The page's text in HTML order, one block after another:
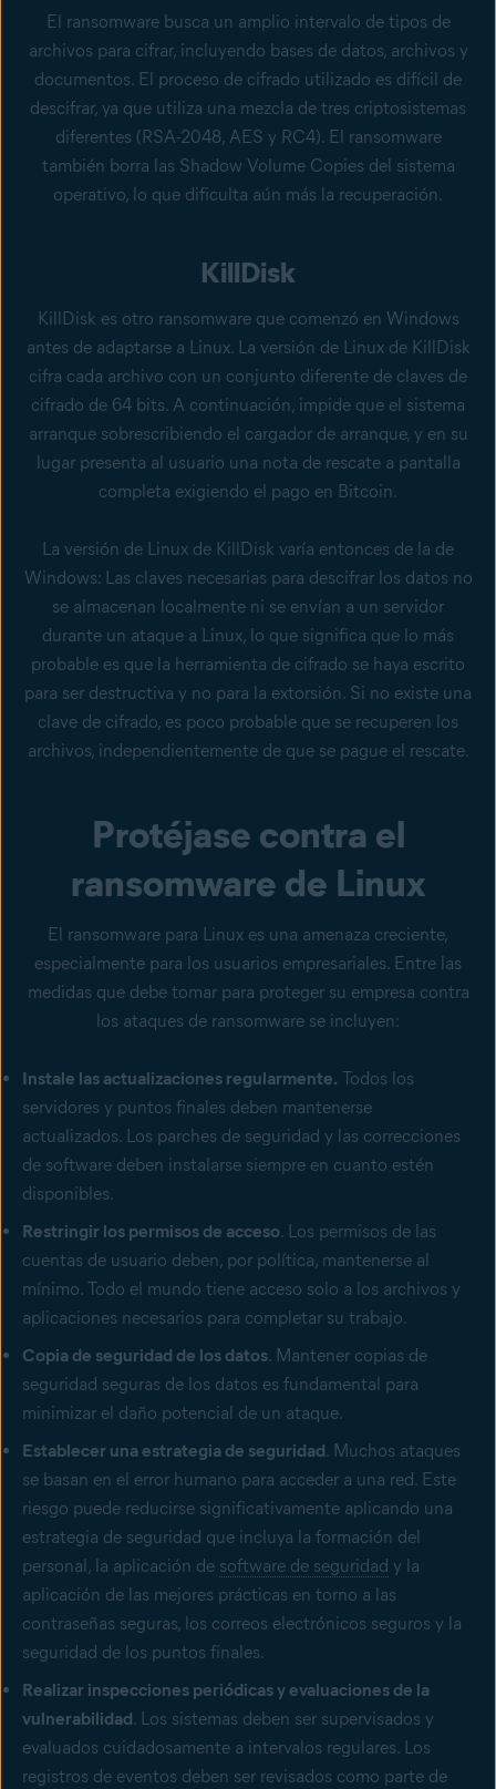
El ransomware busca un amplio intervalo de tipos de
archivos para cifrar, incluyendo bases de datos, archivos y
documentos. El proceso de cifrado utilizado es difícil de
descifrar, ya que utiliza una mezcla de tres criptosistemas
diferentes (RSA-2048, AES y RC4). El ransomware
también borra las Shadow Volume Copies del sistema
operativo, lo que dificulta aún más la recuperación.
KillDisk
KillDisk es otro ransomware que comenzó en Windows
antes de adaptarse a Linux. La versión de Linux de KillDisk
cifra cada archivo con un conjunto diferente de claves de
cifrado de 64 bits. A continuación, impide que el sistema
arranque sobrescribiendo el cargador de arranque, y en su
lugar presenta al usuario una nota de rescate a pantalla
completa exigiendo el pago en Bitcoin.
La versión de Linux de KillDisk varía entonces de la de
Windows: Las claves necesarias para descifrar los datos no
se almacenan localmente ni se envían a un servidor
durante un ataque a Linux, lo que significa que lo más
probable es que la herramienta de cifrado se haya escrito
para ser destructiva y no para la extorsión. Si no existe una
clave de cifrado, es poco probable que se recuperen los
archivos, independientemente de que se pague el rescate.
Protéjase contra el
ransomware de Linux
El ransomware para Linux es una amenaza creciente,
especialmente para los usuarios empresariales. Entre las
medidas que debe tomar para proteger su empresa contra
los ataques de ransomware se incluyen:
Instale las actualizaciones regularmente. Todos los
servidores y puntos finales deben mantenerse
actualizados. Los parches de seguridad y las correcciones
de software deben instalarse siempre en cuanto estén
disponibles.
Restringir los permisos de acceso. Los permisos de las
cuentas de usuario deben, por política, mantenerse al
mínimo. Todo el mundo tiene acceso solo a los archivos y
aplicaciones necesarios para completar su trabajo.
Copia de seguridad de los datos. Mantener copias de
seguridad seguras de los datos es fundamental para
minimizar el daño potencial de un ataque.
Establecer una estrategia de seguridad. Muchos ataques
se basan en el error humano para acceder a una red. Este
riesgo puede reducirse significativamente aplicando una
estrategia de seguridad que incluya la formación del
personal, la aplicación de software de seguridad y la
aplicación de las mejores prácticas en torno a las
contraseñas seguras, los correos electrónicos seguros y la
seguridad de los puntos finales.
Realizar inspecciones periódicas y evaluaciones de la
vulnerabilidad. Los sistemas deben ser supervisados y
evaluados cuidadosamente a intervalos regulares. Los
registros de eventos deben ser revisados como parte de